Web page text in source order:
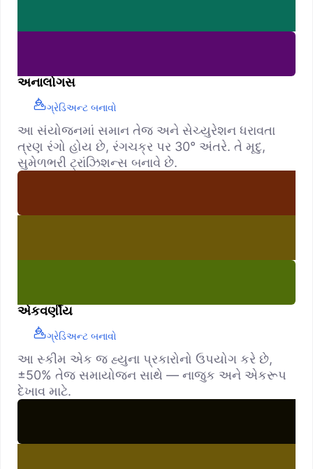
અનાલોગસ
ગ્રેડિઅન્ટ બનાવો
આ સંયોજનમાં સમાન તેજ અને સેચ્યુરેશન ધરાવતા
ત્રણ રંગો હોય છે, રંગચક્ર પર 30° અંતરે. તે મૃદુ,
સુમેળભરી ટ્રાંઝિશન્સ બનાવે છે.
એકવર્ણીય
ગ્રેડિઅન્ટ બનાવો
આ સ્કીમ એક જ હ્યુના પ્રકારોનો ઉપયોગ કરે છે,
±50% તેજ સમાયોજન સાથે — નાજુક અને એકરૂપ
દેખાવ માટે.